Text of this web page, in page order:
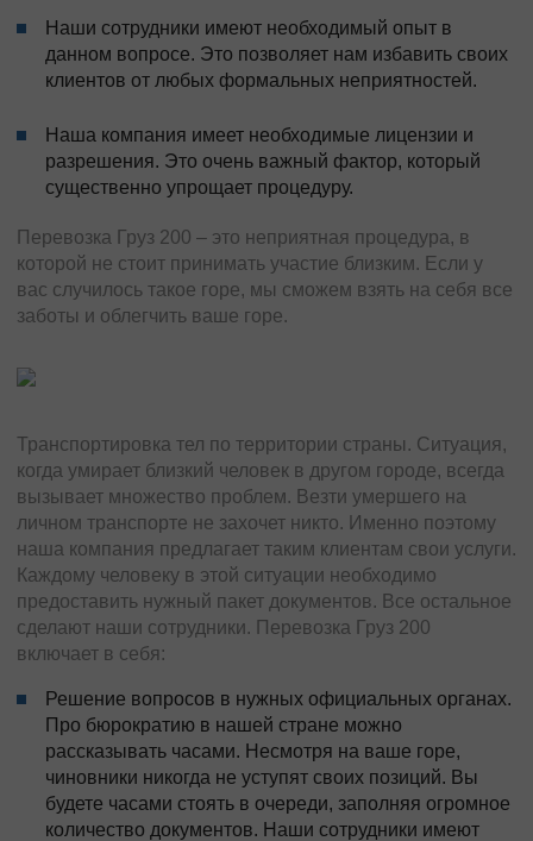
Наши сотрудники имеют необходимый опыт в
данном вопросе. Это позволяет нам избавить своих
клиентов от любых формальных неприятностей.
Наша компания имеет необходимые лицензии и
разрешения. Это очень важный фактор, который
существенно упрощает процедуру.
Перевозка Груз 200 – это неприятная процедура, в
которой не стоит принимать участие близким. Если у
вас случилось такое горе, мы сможем взять на себя все
заботы и облегчить ваше горе.
Транспортировка тел по территории страны. Ситуация,
когда умирает близкий человек в другом городе, всегда
вызывает множество проблем. Везти умершего на
личном транспорте не захочет никто. Именно поэтому
наша компания предлагает таким клиентам свои услуги.
Каждому человеку в этой ситуации необходимо
предоставить нужный пакет документов. Все остальное
сделают наши сотрудники. Перевозка Груз 200
включает в себя:
Решение вопросов в нужных официальных органах.
Про бюрократию в нашей стране можно
рассказывать часами. Несмотря на ваше горе,
чиновники никогда не уступят своих позиций. Вы
будете часами стоять в очереди, заполняя огромное
количество документов. Наши сотрудники имеют